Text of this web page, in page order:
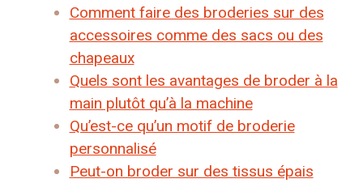
Comment faire des broderies sur des
accessoires comme des sacs ou des
chapeaux
Quels sont les avantages de broder à la
main plutôt qu’à la machine
Qu’est-ce qu’un motif de broderie
personnalisé
Peut-on broder sur des tissus épais